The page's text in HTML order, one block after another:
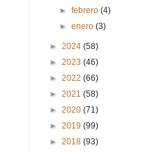
►febrero(4)
►enero(3)
► 2024 (58)
► 2023 (46)
► 2022 (66)
► 2021 (58)
► 2020 (71)
► 2019 (99)
► 2018 (93)